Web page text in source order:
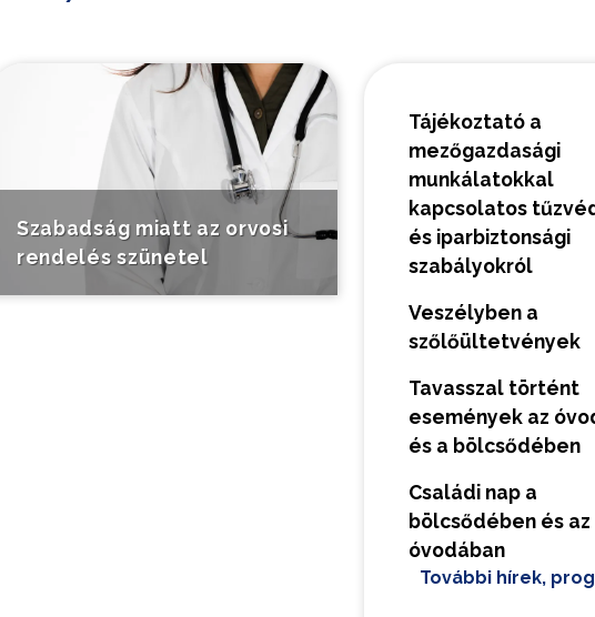
Szabadság miatt az orvosi
rendelés szünetel
Tájékoztató a
mezőgazdasági
munkálatokkal
kapcsolatos
és iparbiztonsági
szabályokról
Veszélyben a
szőlőültetvények
Tavasszal történt
események az
és a bölcsődében
Családi nap a
bölcsődében és az
óvodában
További hírek,